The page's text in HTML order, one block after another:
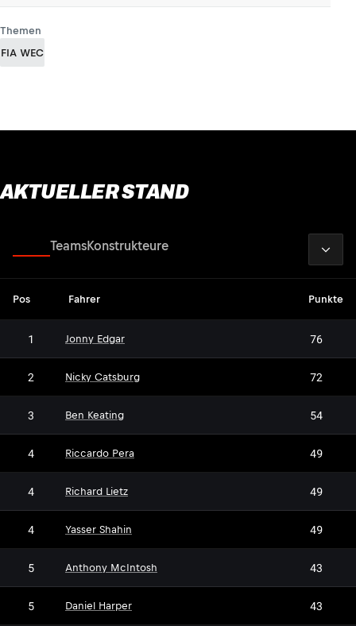
Themen
FIA WEC
AKTUELLER STAND
TeamsKonstrukteure
Pos Fahrer Punkte
1 Jonny Edgar 76
2 Nicky Catsburg 72
3 Ben Keating 54
4 Riccardo Pera 49
4 Richard Lietz 49
4 Yasser Shahin 49
5 Anthony McIntosh 43
5 Daniel Harper 43